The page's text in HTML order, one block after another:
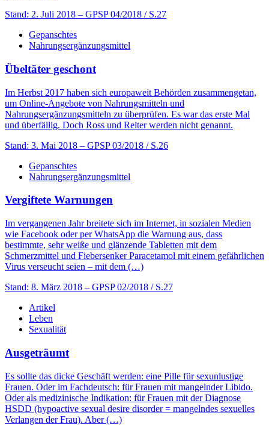
Stand: 2. Juli 2018 – GPSP 04/2018 / S.27
Gepanschtes
Nahrungsergänzungsmittel
Übeltäter geschont
Im Herbst 2017 haben sich europaweit Behörden zusammengetan,
um Online-Angebote von Nahrungsmitteln und
Nahrungsergänzungsmitteln zu überprüfen. Es war das erste Mal
und überfällig. Doch Ross und Reiter werden nicht genannt.
Stand: 3. Mai 2018 – GPSP 03/2018 / S.26
Gepanschtes
Nahrungsergänzungsmittel
Vergiftete Warnungen
Im vergangenen Jahr breitete sich im Internet, in sozialen Medien
wie Facebook oder per WhatsApp die Warnung aus, dass
bestimmte, sehr weiße und glänzende Tabletten mit dem
Schmerzmittel und Fiebersenker Paracetamol mit einem gefährlichen
Virus verseucht seien – mit dem (…)
Stand: 8. März 2018 – GPSP 02/2018 / S.27
Artikel
Leben
Sexualität
Ausgeträumt
Es sollte das dicke Geschäft werden: eine Pille für sexunlustige
Frauen. Oder im Fachdeutsch: für Frauen mit mangelnder Libido.
Oder als medizinische Indikation: für Frauen mit der Diagnose
HSDD (hypoactive sexual desire disorder = mangelndes sexuelles
Verlangen der Frau). Aber (…)